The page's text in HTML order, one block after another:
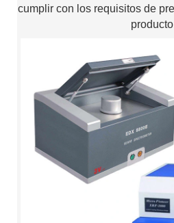
cumplir con los requisitos de